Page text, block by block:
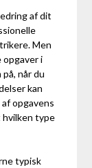
af dit
Men
i
når du
kan
opgavens
hvilken type
typisk